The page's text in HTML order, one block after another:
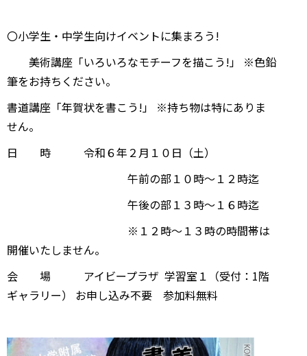
〇小学生・中学生向けイベントに集まろう!
美術講座「いろいろなモチーフを描こう!」 ※色鉛
筆をお持ちください。
書道講座「年賀状を書こう!」 ※持ち物は特にありま
せん。
日 時 令和６年２月１０日（土）
午前の部１０時～１２時迄
午後の部１３時～１６時迄
※１２時～１３時の時間帯は
開催いたしません。
会 場 アイビープラザ 学習室１（受付：1階
ギャラリー） お申し込み不要 参加料無料